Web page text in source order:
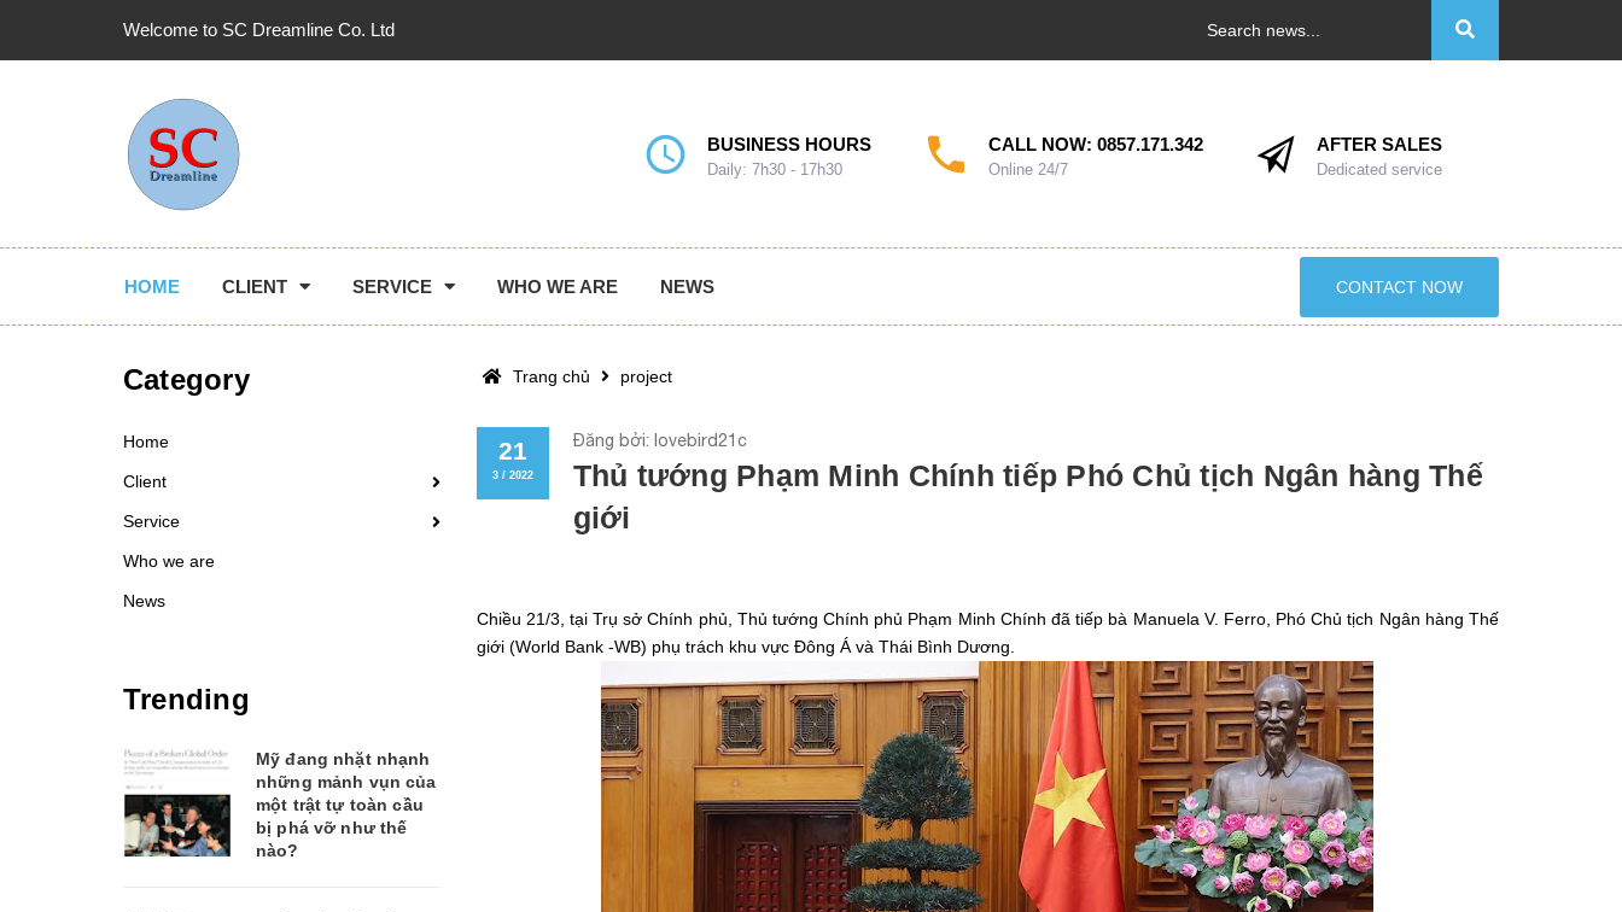
Welcome to SC Dreamline Co. Ltd
BUSINESS HOURS
Daily: 7h30 - 17h30
CALL NOW: 0857.171.342
Online 24/7
AFTER SALES
Dedicated service
HOME CLIENT SERVICE WHO WE ARE NEWS CONTACT NOW
Trang chủ project
21
3 / 2022
Đăng bởi: lovebird21c
Thủ tướng Phạm Minh Chính tiếp Phó Chủ tịch Ngân hàng Thế
giới
Chiều 21/3, tại Trụ sở Chính phủ, Thủ tướng Chính phủ Phạm Minh Chính đãtiếp bà Manuela V. Ferro, Phó Chủ tịch Ngân hàng Thế
giới (World Bank -WB) phụ trách khu vực Đông Á và Thái Bình Dương
Category
Home
Client
Service
Who we are
News
Trending
Mỹ đang nhặt nhạnh
những mảnh vụn của
một trật tự toàn cầu
bị phá vỡ như thế
nào?